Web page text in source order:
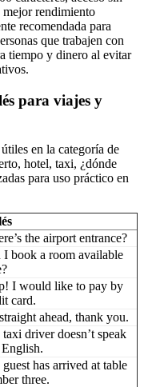
rendimiento
recomendada para
que trabajen con
tiempo y dinero al evitar
para viajes y
en la categoría de
hotel, taxi, ¿dónde
para uso práctico en
the airport entrance?
I book a room available
I would like to pay by
card.
ahead, thank you.
driver doesn’t speak
has arrived at table
three.